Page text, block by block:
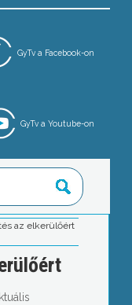
GyTv a Facebook-on
GyTv a Youtube-on
az elkerülőért